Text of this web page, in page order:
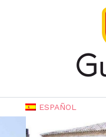
ESPAÑOL